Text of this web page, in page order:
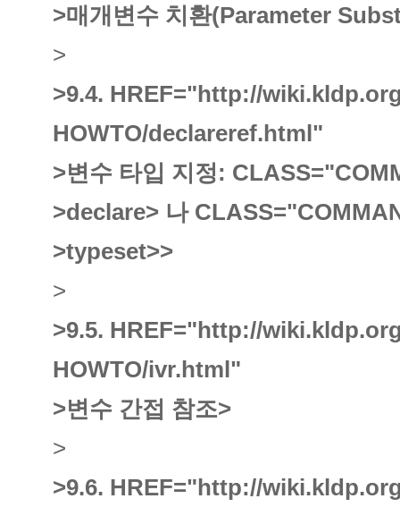
>매개변수 치환(Parameter
>
>9.4. HREF="http://
HOWTO/declareref.html"
>변수 타입 지정:
>declare> 나
>typeset>>
>
>9.5. HREF="http://
HOWTO/ivr.html"
>변수 간접 참조>
>
>9.6. HREF="http://